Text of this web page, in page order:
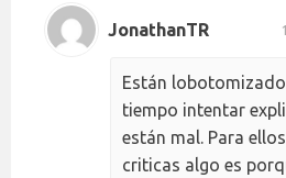
JonathanTR
Están
tiempo intentar
están mal. Para
criticas algo es